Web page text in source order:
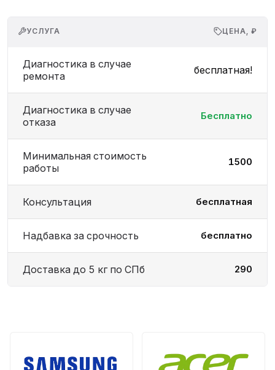
УСЛУГА ЦЕНА, ₽
Диагностика в случае
ремонта
бесплатная!
Диагностика в случае
отказа
Бесплатно
Минимальная стоимость
работы
1500
Консультация бесплатная
Надбавка за срочность бесплатно
Доставка до 5 кг по СПб 290